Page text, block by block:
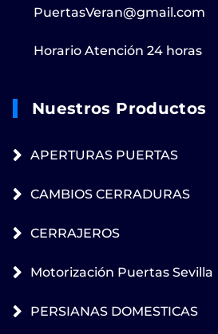
PuertasVeran@gmail.com
Horario Atención 24 horas
Nuestros Productos
APERTURAS PUERTAS
CAMBIOS CERRADURAS
CERRAJEROS
Motorización Puertas Sevilla
PERSIANAS DOMESTICAS